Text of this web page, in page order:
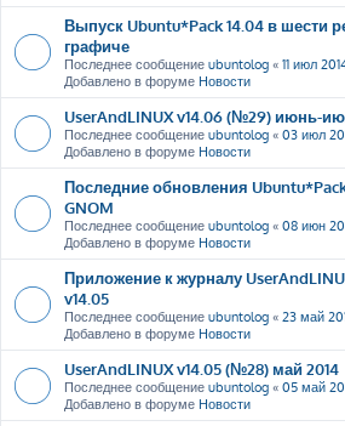
Выпуск Ubuntu*Pack 14.04 в шести
графиче
Последнее сообщение ubuntolog « 11 июл
Добавлено в форуме Новости
UserAndLINUX v14.06 (№29) июнь-
Последнее сообщение ubuntolog « 03 июл
Добавлено в форуме Новости
Последние обновления
GNOM
Последнее сообщение ubuntolog « 08 июн
Добавлено в форуме Новости
Приложение к журналу
v14.05
Последнее сообщение ubuntolog « 23 май
Добавлено в форуме Новости
UserAndLINUX v14.05 (№28) май 2014
Последнее сообщение ubuntolog « 05 май
Добавлено в форуме Новости